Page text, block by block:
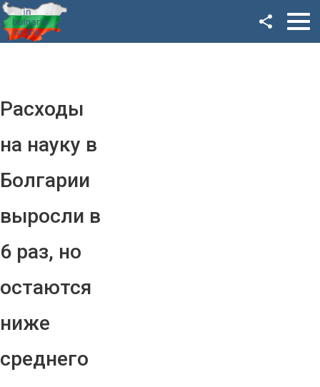
Расходы
на науку в
Болгарии
выросли в
6 раз, но
остаются
ниже
среднего